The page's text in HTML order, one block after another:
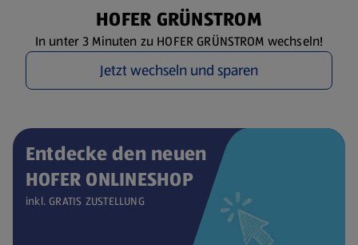
HOFER GRÜNSTROM
In unter 3 Minuten zu HOFER GRÜNSTROM wechseln!
Jetzt wechseln und sparen
Entdecke den neuen
HOFER ONLINESHOP
inkl. GRATIS ZUSTELLUNG